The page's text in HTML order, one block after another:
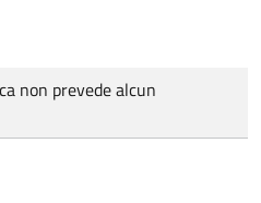
non prevede alcun